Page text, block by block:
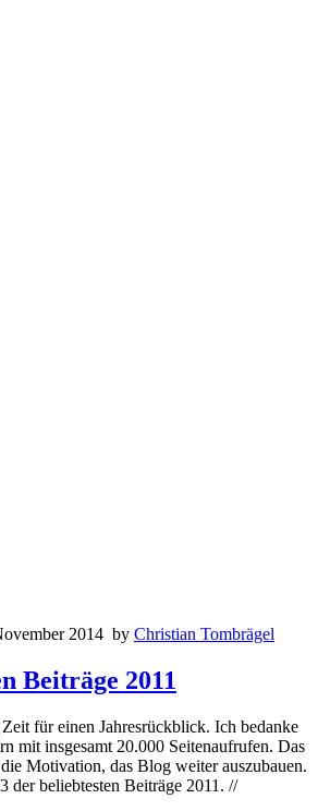
2014 by Christian Tombrägel
Beiträge 2011
für einen Jahresrückblick. Ich bedanke
mit insgesamt 20.000 Seitenaufrufen. Das
Motivation, das Blog weiter auszubauen.
der beliebtesten Beiträge 2011. //